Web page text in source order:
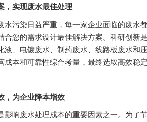
，实现废水最佳处理
水污染日益严重，每一家企业面临的废水
合您的需求设计最佳解决方案。科研创新
液、电镀废水、制药废水、线路板废水和
成本和可靠性综合考量，最终选取高效稳
，为企业降本增效
影响废水处理成本的重要因素之一。为了